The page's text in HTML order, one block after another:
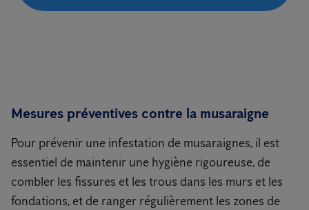
Mesures préventives contre la musaraigne
Pour prévenir une infestation de musaraignes, il est
essentiel de maintenir une hygiène rigoureuse, de
combler les fissures et les trous dans les murs et les
fondations, et de ranger régulièrement les zones de